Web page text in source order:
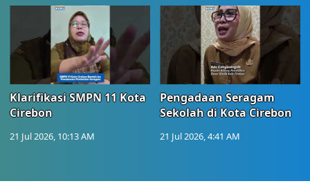
Klarifikasi SMPN 11 Kota
Cirebon
21 Jul 2026, 10:13 AM
Pengadaan Seragam
Sekolah di Kota Cirebon
21 Jul 2026, 4:41 AM